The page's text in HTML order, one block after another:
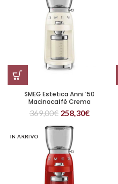
SMEG Estetica Anni ’50
Macinacaffè Crema
369,00€ 258,30€
IN ARRIVO